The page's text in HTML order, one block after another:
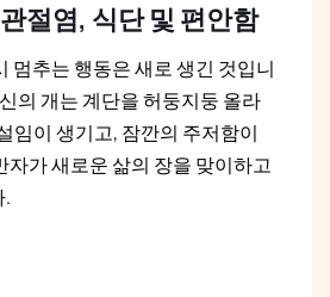
절염, 식단 및 편안함
멈추는 행동은 새로 생긴 것입니
의 개는 계단을 허둥지둥 올라
임이 생기고, 잠깐의 주저함이
자가 새로운 삶의 장을 맞이하고
.